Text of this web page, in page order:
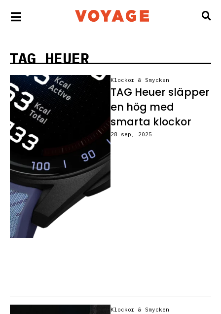
TAG HEUER
Klockor & Smycken
TAG Heuer släpper
en hög med
smarta klockor
28 sep, 2025
Klockor & Smycken